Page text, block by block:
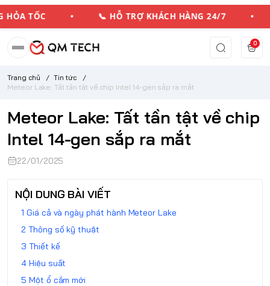
HỎA TỐC • 📞 HỖ TRỢ KHÁCH HÀNG 24/7 •
0
Trang chủ / Tin tức
/
Meteor Lake: Tất tần tật về chip Intel 14-gen sắp ra mắt
Meteor Lake: Tất tần tật về chip
Intel 14-gen sắp ra mắt
22/01/2025
NỘI DUNG BÀI VIẾT
Giá cả và ngày phát hành Meteor Lake
Thông số kỹ thuật
Thiết kế
Hiệu suất
Một ổ cắm mới